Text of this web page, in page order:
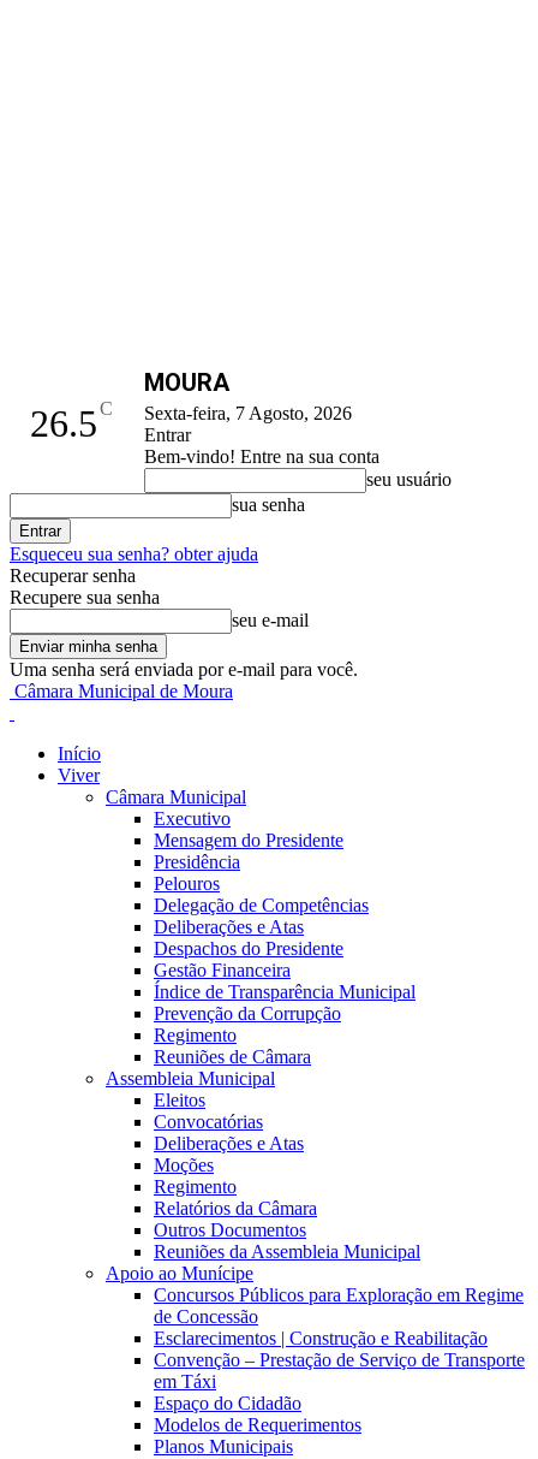
26.5C
MOURA
Sexta-feira, 7 Agosto, 2026
Entrar
Bem-vindo! Entre na sua conta
seu usuário
sua senha
Esqueceu sua senha? obter ajuda
Recuperar senha
Recupere sua senha
seu e-mail
Uma senha será enviada por e-mail para você.
Câmara Municipal de Moura
Início
Viver
Câmara Municipal
Executivo
Mensagem do Presidente
Presidência
Pelouros
Delegação de Competências
Deliberações e Atas
Despachos do Presidente
Gestão Financeira
Índice de Transparência Municipal
Prevenção da Corrupção
Regimento
Reuniões de Câmara
Assembleia Municipal
Eleitos
Convocatórias
Deliberações e Atas
Moções
Regimento
Relatórios da Câmara
Outros Documentos
Reuniões da Assembleia Municipal
Apoio ao Munícipe
Concursos Públicos para Exploração em Regime
de Concessão
Esclarecimentos | Construção e Reabilitação
Convenção – Prestação de Serviço de Transporte
em Táxi
Espaço do Cidadão
Modelos de Requerimentos
Planos Municipais